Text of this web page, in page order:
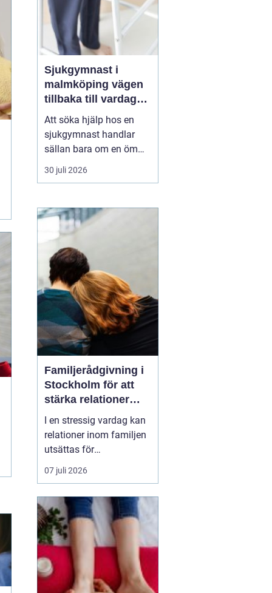
Sjukgymnast i
malmköping vägen
tillbaka till vardag
och rörelse
Att söka hjälp hos en
sjukgymnast handlar
sällan bara om en öm
muskel eller en stel
nacke. För många
kunna arbeta, orka med
vardagen, fortsätta med
sin idrott eller behålla
självständighet efter en
skada eller sjukdom. I en
mindre ...
30 juli 2026
Familjerådgivning i
Stockholm för att
stärka relationer
och hantera
utmaningar
I en stressig vardag kan
relationer inom familjen
utsättas för
påfrestningar och
konflikter.
Stockholm erbjuder stöd
och verktyg för a...
07 juli 2026